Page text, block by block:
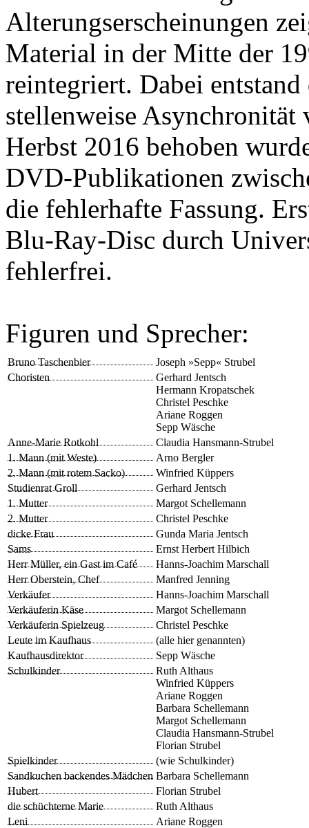
Alterungserscheinungen
Material in der Mitte der
reintegriert. Dabei
stellenweise
Herbst 2016 behoben
DVD-Publikationen
die fehlerhafte Fassung.
Blu-Ray-Disc durch
fehlerfrei.
Figuren und Sprecher:
Bruno Taschenbier
Joseph »Sepp« Strubel
Choristen
Gerhard Jentsch
Hermann Kropatschek
Christel Peschke
Ariane Roggen
Sepp Wäsche
Anne-Marie Rotkohl
Claudia Hansmann-Strubel
1. Mann (mit Weste)
Arno Bergler
2. Mann (mit rotem Sacko)
Winfried Küppers
Studienrat Groll
Gerhard Jentsch
1. Mutter
Margot Schellemann
2. Mutter
Christel Peschke
dicke Frau
Gunda Maria Jentsch
Sams
Ernst Herbert Hilbich
Herr Müller, ein Gast im Café
Hanns-Joachim Marschall
Herr Oberstein, Chef
Manfred Jenning
Verkäufer
Hanns-Joachim Marschall
Verkäuferin Käse
Margot Schellemann
Verkäuferin Spielzeug
Christel Peschke
Leute im Kaufhaus
(alle hier genannten)
Kaufhausdirektor
Sepp Wäsche
Schulkinder
Ruth Althaus
Winfried Küppers
Ariane Roggen
Barbara Schellemann
Margot Schellemann
Claudia Hansmann-Strubel
Florian Strubel
Spielkinder
(wie Schulkinder)
Sandkuchen backendes Mädchen Barbara Schellemann
Hubert
Florian Strubel
die schüchterne Marie
Ruth Althaus
Leni
Ariane Roggen